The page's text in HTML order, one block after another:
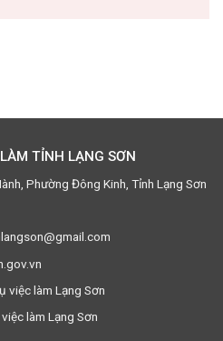
TỈNH LẠNG SƠN
Phường Đông Kinh, Tỉnh Lạng Sơn
việc làm Lạng Sơn
làm Lạng Sơn